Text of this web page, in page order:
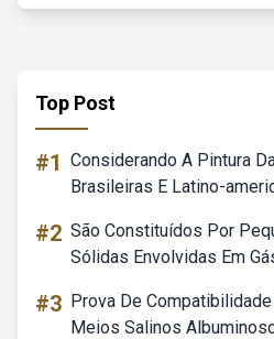
Top Post
#1 Considerando A Pintura
Brasileiras E Latino-
#2 São Constituídos Por
Sólidas Envolvidas Em
#3 Prova De
Meios Salinos